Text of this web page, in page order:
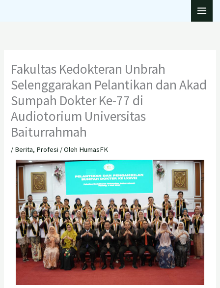
Fakultas Kedokteran Unbrah
Selenggarakan Pelantikan dan Akad
Sumpah Dokter Ke-77 di
Audiotorium Universitas
Baiturrahmah
/ Berita, Profesi / Oleh HumasFK